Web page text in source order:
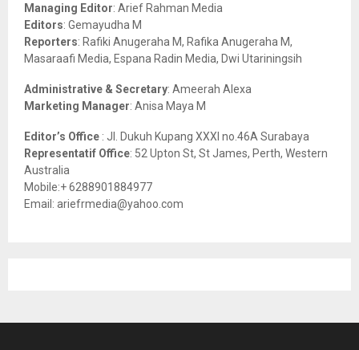
:
Managing Editor: Arief Rahman Media
Editors: Gemayudha M
Reporters: Rafiki Anugeraha M, Rafika Anugeraha M,
Masaraafi Media, Espana Radin Media, Dwi Utariningsih
Administrative & Secretary: Ameerah Alexa
Marketing Manager: Anisa Maya M
Editor’s Office : Jl. Dukuh Kupang XXXI no.46A Surabaya
Representatif Office: 52 Upton St, St James, Perth, Western
Australia
Mobile:+ 6288901884977
Email: ariefrmedia@yahoo.com